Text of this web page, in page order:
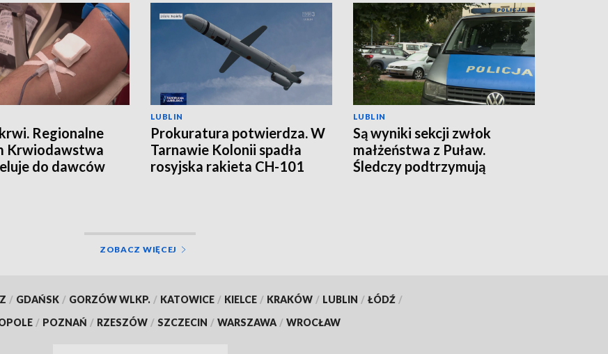
Regionalne
Krwiodawstwa
do dawców
LUBLIN
Prokuratura potwierdza. W
Tarnawie Kolonii spadła
rosyjska rakieta CH-101
LUBLIN
Są wyniki sekcji zwłok
małżeństwa z Puław.
Śledczy podtrzymują
ZOBACZ WIĘCEJ
/ GDAŃSK / GORZÓW WLKP. / KATOWICE / KIELCE / KRAKÓW / LUBLIN / ŁÓDŹ /
/ POZNAŃ / RZESZÓW / SZCZECIN / WARSZAWA / WROCŁAW